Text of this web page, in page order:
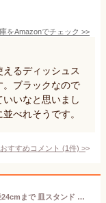
をAmazonでチェック >>
るディッシュス
。ブラックなので
いなと思いまし
べれそうです。
すすめコメント (1件) >
キッチン 食器棚 収納 大皿 スタンド 1個 直径24cmまで 皿スタンド 整理ボックス 収納ケース キッチン収納 整理ケース キッチンボード カップボード 皿 丸皿 プレート 食器 水洗いOK 皿 食器ラック ディッシュラック ディッシュスタンド a-life エーライフ